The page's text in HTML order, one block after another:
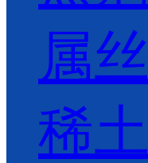
属
稀